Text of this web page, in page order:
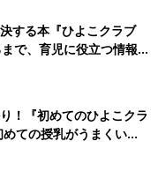
する本『ひよこクラブ
で、育児に役立つ情報が
！『初めてのひよこクラ
ての授乳がうまくい
と夏のトラブル 解決テ